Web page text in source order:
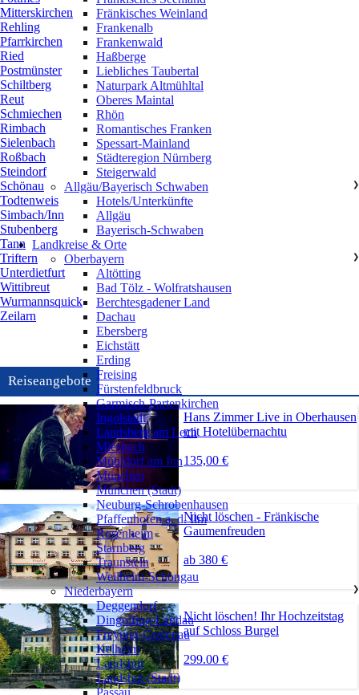
Mitterskirchen
Rehling
Pfarrkirchen
Ried
Postmünster
Schiltberg
Reut
Schmiechen
Rimbach
Sielenbach
Roßbach
Steindorf
Schönau
Todtenweis
Simbach/Inn
Stubenberg
Tann
Triftern
Unterdietfurt
Wittibreut
Wurmannsquick
Zeilarn
Reiseangebote
Hans Zimmer Live in Oberhausen
mit Hotelübernachtu
135,00 €
Nicht löschen - Fränkische
Gaumenfreuden
ab 380 €
Nicht löschen! Ihr Hochzeitstag
auf Schloss Burgel
299.00 €
Fränkisches Weinland
Frankenalb
Frankenwald
Haßberge
Liebliches Taubertal
Naturpark Altmühltal
Oberes Maintal
Rhön
Romantisches Franken
Spessart-Mainland
Städteregion Nürnberg
Steigerwald
Allgäu/Bayerisch Schwaben
❯
Hotels/Unterkünfte
Allgäu
Bayerisch-Schwaben
Landkreise & Orte
Oberbayern
❯
Altötting
Bad Tölz - Wolfratshausen
Berchtesgadener Land
Dachau
Ebersberg
Eichstätt
Erding
Freising
Fürstenfeldbruck
Garmisch-Partenkirchen
Ingolstadt
Landsberg am Lech
Miesbach
Mühldorf am Inn
München
München (Stadt)
Neuburg-Schrobenhausen
Pfaffenhofen a. d. Ilm
Rosenheim
Starnberg
Traunstein
Weilheim-Schongau
Niederbayern
❯
Deggendorf
Dingolfing-Landau
Freyung-Grafenau
Kelheim
Landshut
Landshut (Stadt)
Passau